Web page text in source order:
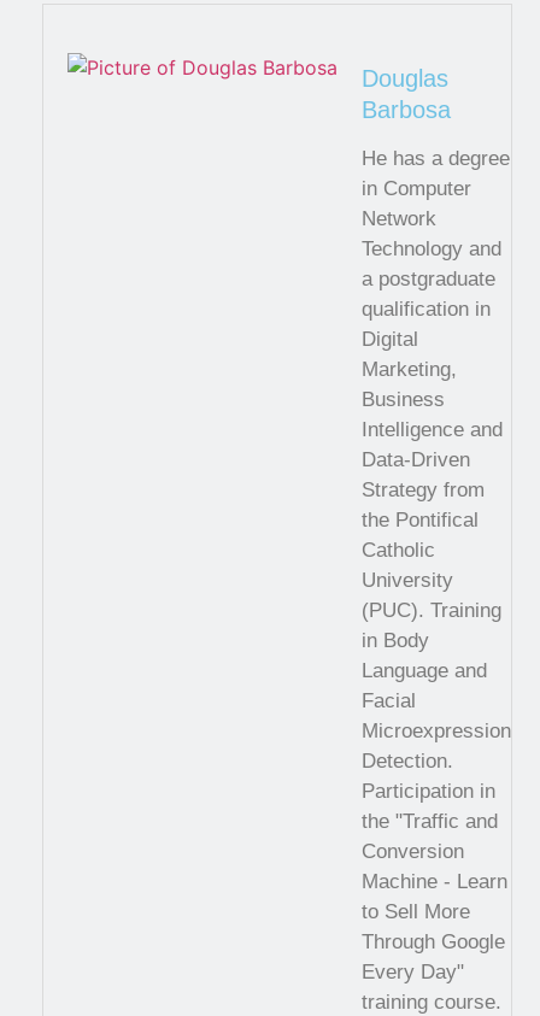
Douglas
Barbosa
He has a degree
in Computer
Network
Technology and
a postgraduate
qualification in
Digital
Marketing,
Business
Intelligence and
Data-Driven
Strategy from
the Pontifical
Catholic
University
(PUC). Training
in Body
Language and
Facial
Microexpression
Detection.
Participation in
the "Traffic and
Conversion
Machine - Learn
to Sell More
Through Google
Every Day"
training course.